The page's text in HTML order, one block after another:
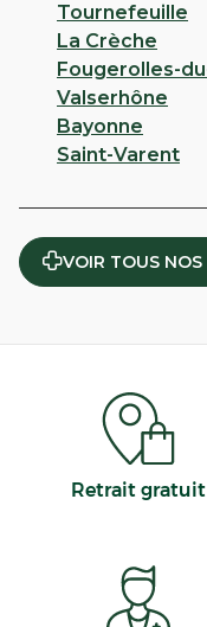
Tournefeuille
La Crèche
Fougerolles-
Valserhône
Bayonne
Saint-Varent
VOIR TOUS NOS
Retrait gratuit